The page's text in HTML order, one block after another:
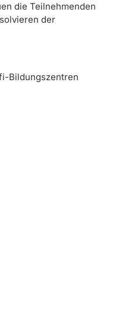
die Teilnehmenden
der
Bildungszentren